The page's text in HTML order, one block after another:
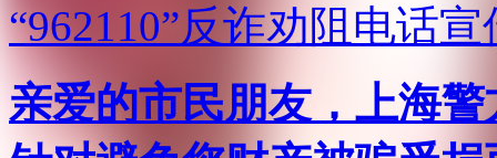
“962110”反诈劝阻电话宣
亲爱的市民朋友，上海